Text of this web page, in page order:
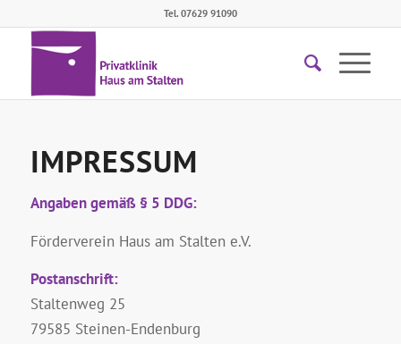
Tel. 07629 91090
IMPRESSUM
Angaben gemäß § 5 DDG:
Förderverein Haus am Stalten e.V.
Postanschrift:
Staltenweg 25
79585 Steinen-Endenburg